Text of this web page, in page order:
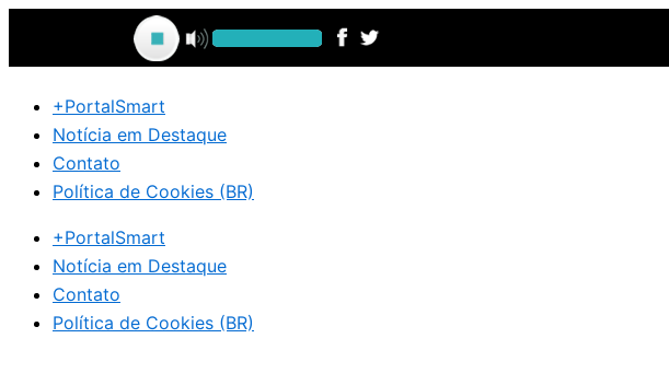
Ir
o
conteúdo+PortalSmart
Notícia em Destaque
Contato
Política de Cookies (BR)
+PortalSmart
Notícia em Destaque
Contato
Política de Cookies (BR)